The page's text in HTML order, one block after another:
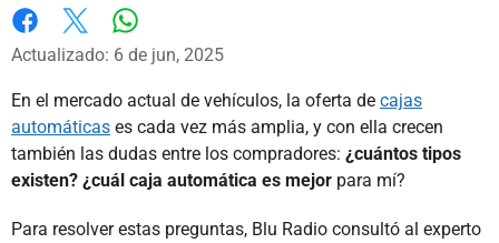
Facebook
X
Actualizado: 6 de jun, 2025
En el mercado actual de vehículos, la oferta de cajas
automáticas es cada vez más amplia, y con ella crecen
también las dudas entre los compradores: ¿cuántos tipos
existen? ¿cuál caja automática es mejor para mí?
Para resolver estas preguntas, Blu Radio consultó al experto